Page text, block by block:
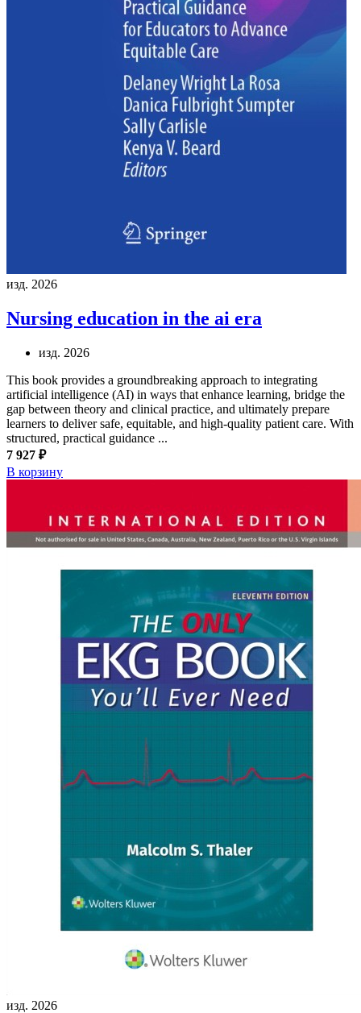
изд. 2026
Nursing education in the ai era
изд. 2026
This book provides a groundbreaking approach to integrating
artificial intelligence (AI) in ways that enhance learning, bridge the
gap between theory and clinical practice, and ultimately prepare
learners to deliver safe, equitable, and high-quality patient care. With
structured, practical guidance ...
7 927 ₽
В корзину
изд. 2026